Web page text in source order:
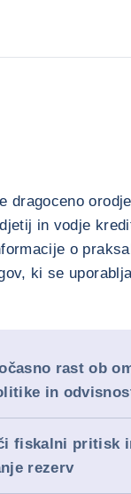
dragoceno
in vodje
o
ki se
rast ob
in
fiskalni pritisk
rezerv